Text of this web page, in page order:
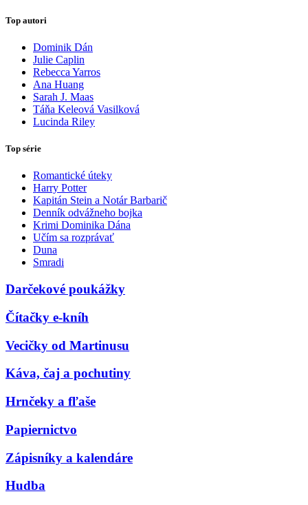
Top autori
Dominik Dán
Julie Caplin
Rebecca Yarros
Ana Huang
Sarah J. Maas
Táňa Keleová Vasilková
Lucinda Riley
Top série
Romantické úteky
Harry Potter
Kapitán Stein a Notár Barbarič
Denník odvážneho bojka
Krimi Dominika Dána
Učím sa rozprávať
Duna
Smradi
Darčekové poukážky
Čítačky e-kníh
Vecičky od Martinusu
Káva, čaj a pochutiny
Hrnčeky a fľaše
Papiernictvo
Zápisníky a kalendáre
Hudba